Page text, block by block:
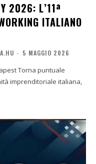
2026: L’11ª
ITALIANO
- 5 MAGGIO 2026
imprenditoriale italiana,